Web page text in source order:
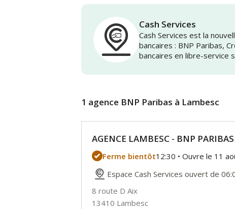
Cash Services
Cash Services est la
bancaires : BNP Paribas,
bancaires en libre-service
1 agence BNP Paribas à Lambesc
AGENCE LAMBESC - BNP PARIBAS
Ferme bientôt12:30 • Ouvre le 11
Espace Cash Services ouvert de
8 route D Aix
13410 Lambesc